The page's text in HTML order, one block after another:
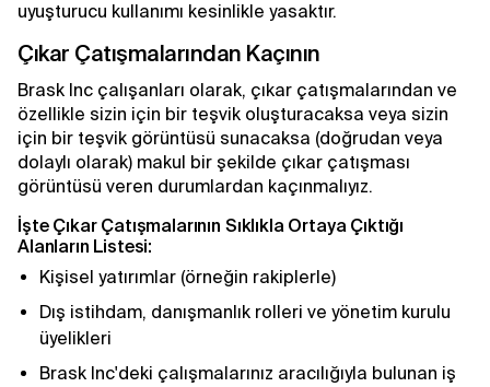
uyuşturucu kullanımı kesinlikle yasaktır.
Çıkar Çatışmalarından Kaçının
Brask Inc çalışanları olarak, çıkar çatışmalarından ve
özellikle sizin için bir teşvik oluşturacaksa veya sizin
için bir teşvik görüntüsü sunacaksa (doğrudan veya
dolaylı olarak) makul bir şekilde çıkar çatışması
görüntüsü veren durumlardan kaçınmalıyız.
İşte Çıkar Çatışmalarının Sıklıkla Ortaya Çıktığı
Alanların Listesi:
Kişisel yatırımlar (örneğin rakiplerle)
Dış istihdam, danışmanlık rolleri ve yönetim kurulu
üyelikleri
Brask Inc'deki çalışmalarınız aracılığıyla bulunan iş